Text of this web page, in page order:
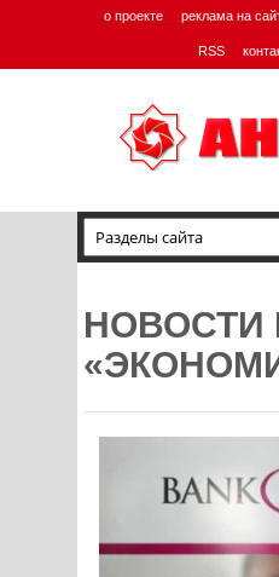
о проекте реклама на
RSS
НОВОСТИ